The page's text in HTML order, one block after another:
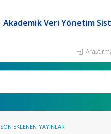
Akademik Veri Yönetim
SON EKLENEN YAYINLAR